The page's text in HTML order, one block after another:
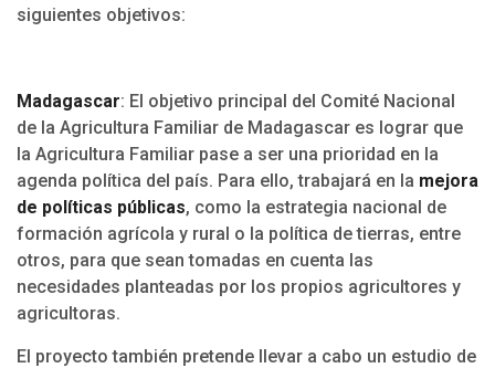
siguientes objetivos:
Madagascar: El objetivo principal del Comité Nacional
de la Agricultura Familiar de Madagascar es lograr que
la Agricultura Familiar pase a ser una prioridad en la
agenda política del país. Para ello, trabajará en la mejora
de políticas públicas, como la estrategia nacional de
formación agrícola y rural o la política de tierras, entre
otros, para que sean tomadas en cuenta las
necesidades planteadas por los propios agricultores y
agricultoras.
El proyecto también pretende llevar a cabo un estudio de